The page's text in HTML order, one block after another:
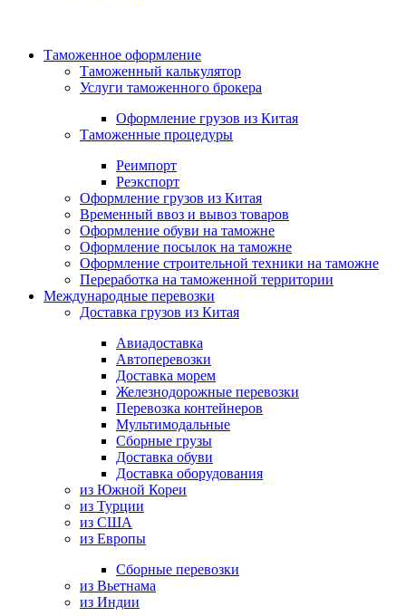
Таможенное оформление
Таможенный калькулятор
Услуги таможенного брокера
Оформление грузов из Китая
Таможенные процедуры
Реимпорт
Реэкспорт
Оформление грузов из Китая
Временный ввоз и вывоз товаров
Оформление обуви на таможне
Оформление посылок на таможне
Оформление строительной техники на таможне
Переработка на таможенной территории
Международные перевозки
Доставка грузов из Китая
Авиадоставка
Автоперевозки
Доставка морем
Железнодорожные перевозки
Перевозка контейнеров
Мультимодальные
Сборные грузы
Доставка обуви
Доставка оборудования
из Южной Кореи
из Турции
из США
из Европы
Сборные перевозки
из Вьетнама
из Индии